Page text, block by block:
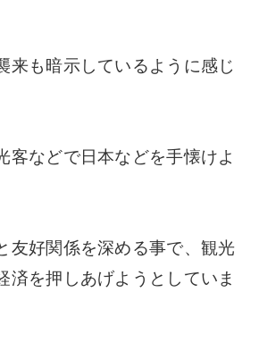
来も暗示しているように感じ
客などで日本などを手懐けよ
友好関係を深める事で、観光
済を押しあげようとしていま